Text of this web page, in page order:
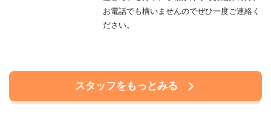
お電話でも構いませんのでぜひ一度ご連絡く
ださい。
スタッフをもっとみる